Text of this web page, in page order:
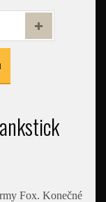
Fox. Konečné